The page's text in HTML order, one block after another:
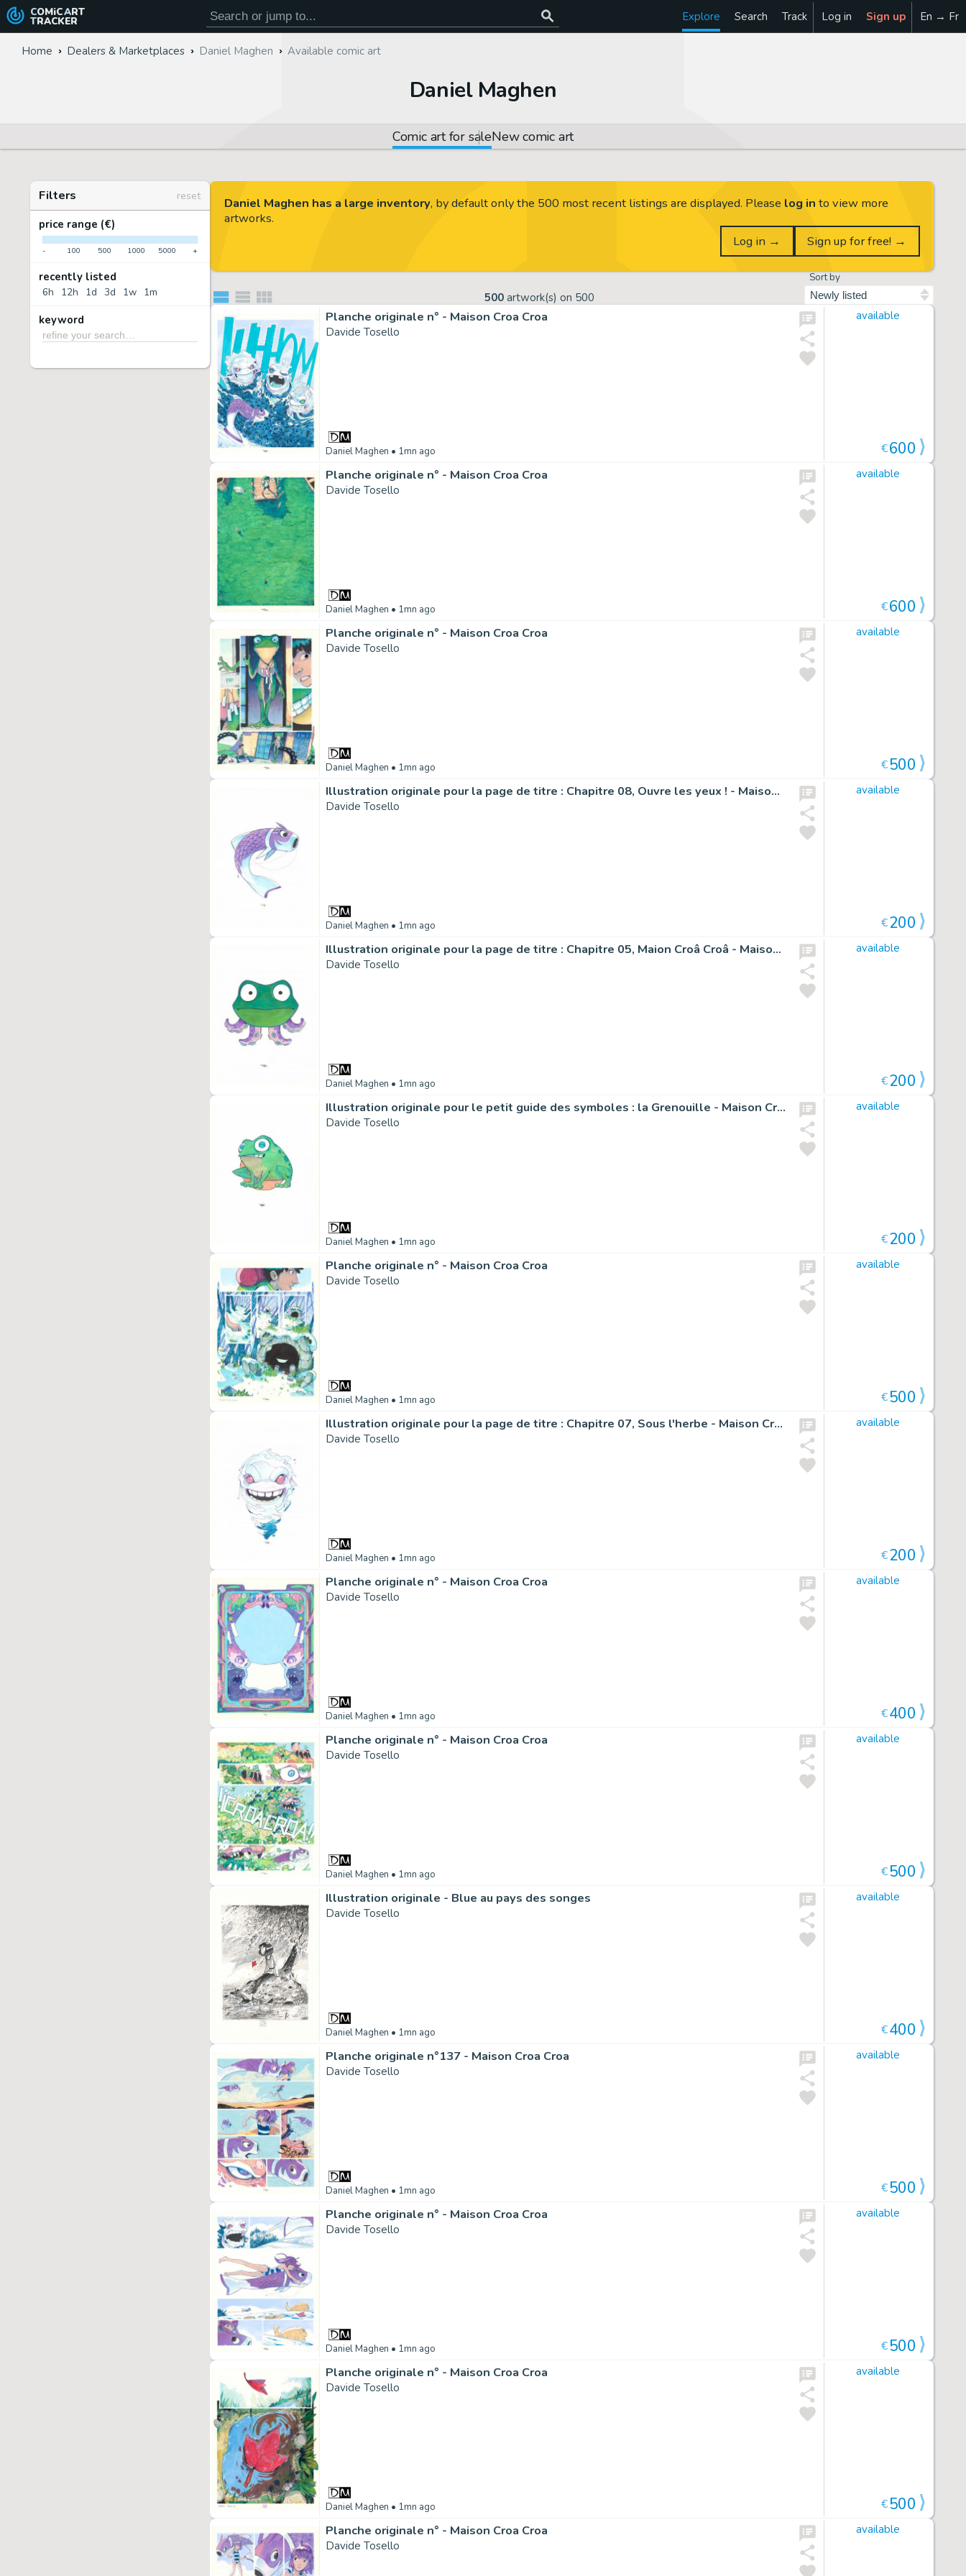
COMiC ART
TRACKER Explore Search Track Log in Sign up En → Fr
Home Dealers & Marketplaces Daniel Maghen Available comic art
Daniel Maghen
Comic art for saleNew comic art
Filters
reset
price range (€)
- 100 500 1000 5000 +
recently listed
6h 12h 1d 3d 1w 1m
keyword
500 artwork(s) on 500
Sort by
Daniel Maghen has a large inventory, by default only the 500 most recent listings are displayed. Please log in to view more
artworks.
Log in →
Sign up for free! →
Planche originale n° - Maison Croa Croa
Davide Tosello
Daniel Maghen • 1mn ago
available
€600
Planche originale n° - Maison Croa Croa
Davide Tosello
Daniel Maghen • 1mn ago
available
€600
Planche originale n° - Maison Croa Croa
Davide Tosello
Daniel Maghen • 1mn ago
available
€500
Illustration originale pour la page de titre : Chapitre 08, Ouvre les yeux ! - Maison Croa Croa
Davide Tosello
Daniel Maghen • 1mn ago
available
€200
Illustration originale pour la page de titre : Chapitre 05, Maion Croâ Croâ - Maison Croa Croa
Davide Tosello
Daniel Maghen • 1mn ago
available
€200
Illustration originale pour le petit guide des symboles : la Grenouille - Maison Croa Croa
Davide Tosello
Daniel Maghen • 1mn ago
available
€200
Planche originale n° - Maison Croa Croa
Davide Tosello
Daniel Maghen • 1mn ago
available
€500
Illustration originale pour la page de titre : Chapitre 07, Sous l'herbe - Maison Croa Croa
Davide Tosello
Daniel Maghen • 1mn ago
available
€200
Planche originale n° - Maison Croa Croa
Davide Tosello
Daniel Maghen • 1mn ago
available
€400
Planche originale n° - Maison Croa Croa
Davide Tosello
Daniel Maghen • 1mn ago
available
€500
Illustration originale - Blue au pays des songes
Davide Tosello
Daniel Maghen • 1mn ago
available
€400
Planche originale n°137 - Maison Croa Croa
Davide Tosello
Daniel Maghen • 1mn ago
available
€500
Planche originale n° - Maison Croa Croa
Davide Tosello
Daniel Maghen • 1mn ago
available
€500
Planche originale n° - Maison Croa Croa
Davide Tosello
Daniel Maghen • 1mn ago
available
€500
Planche originale n° - Maison Croa Croa
Davide Tosello
available